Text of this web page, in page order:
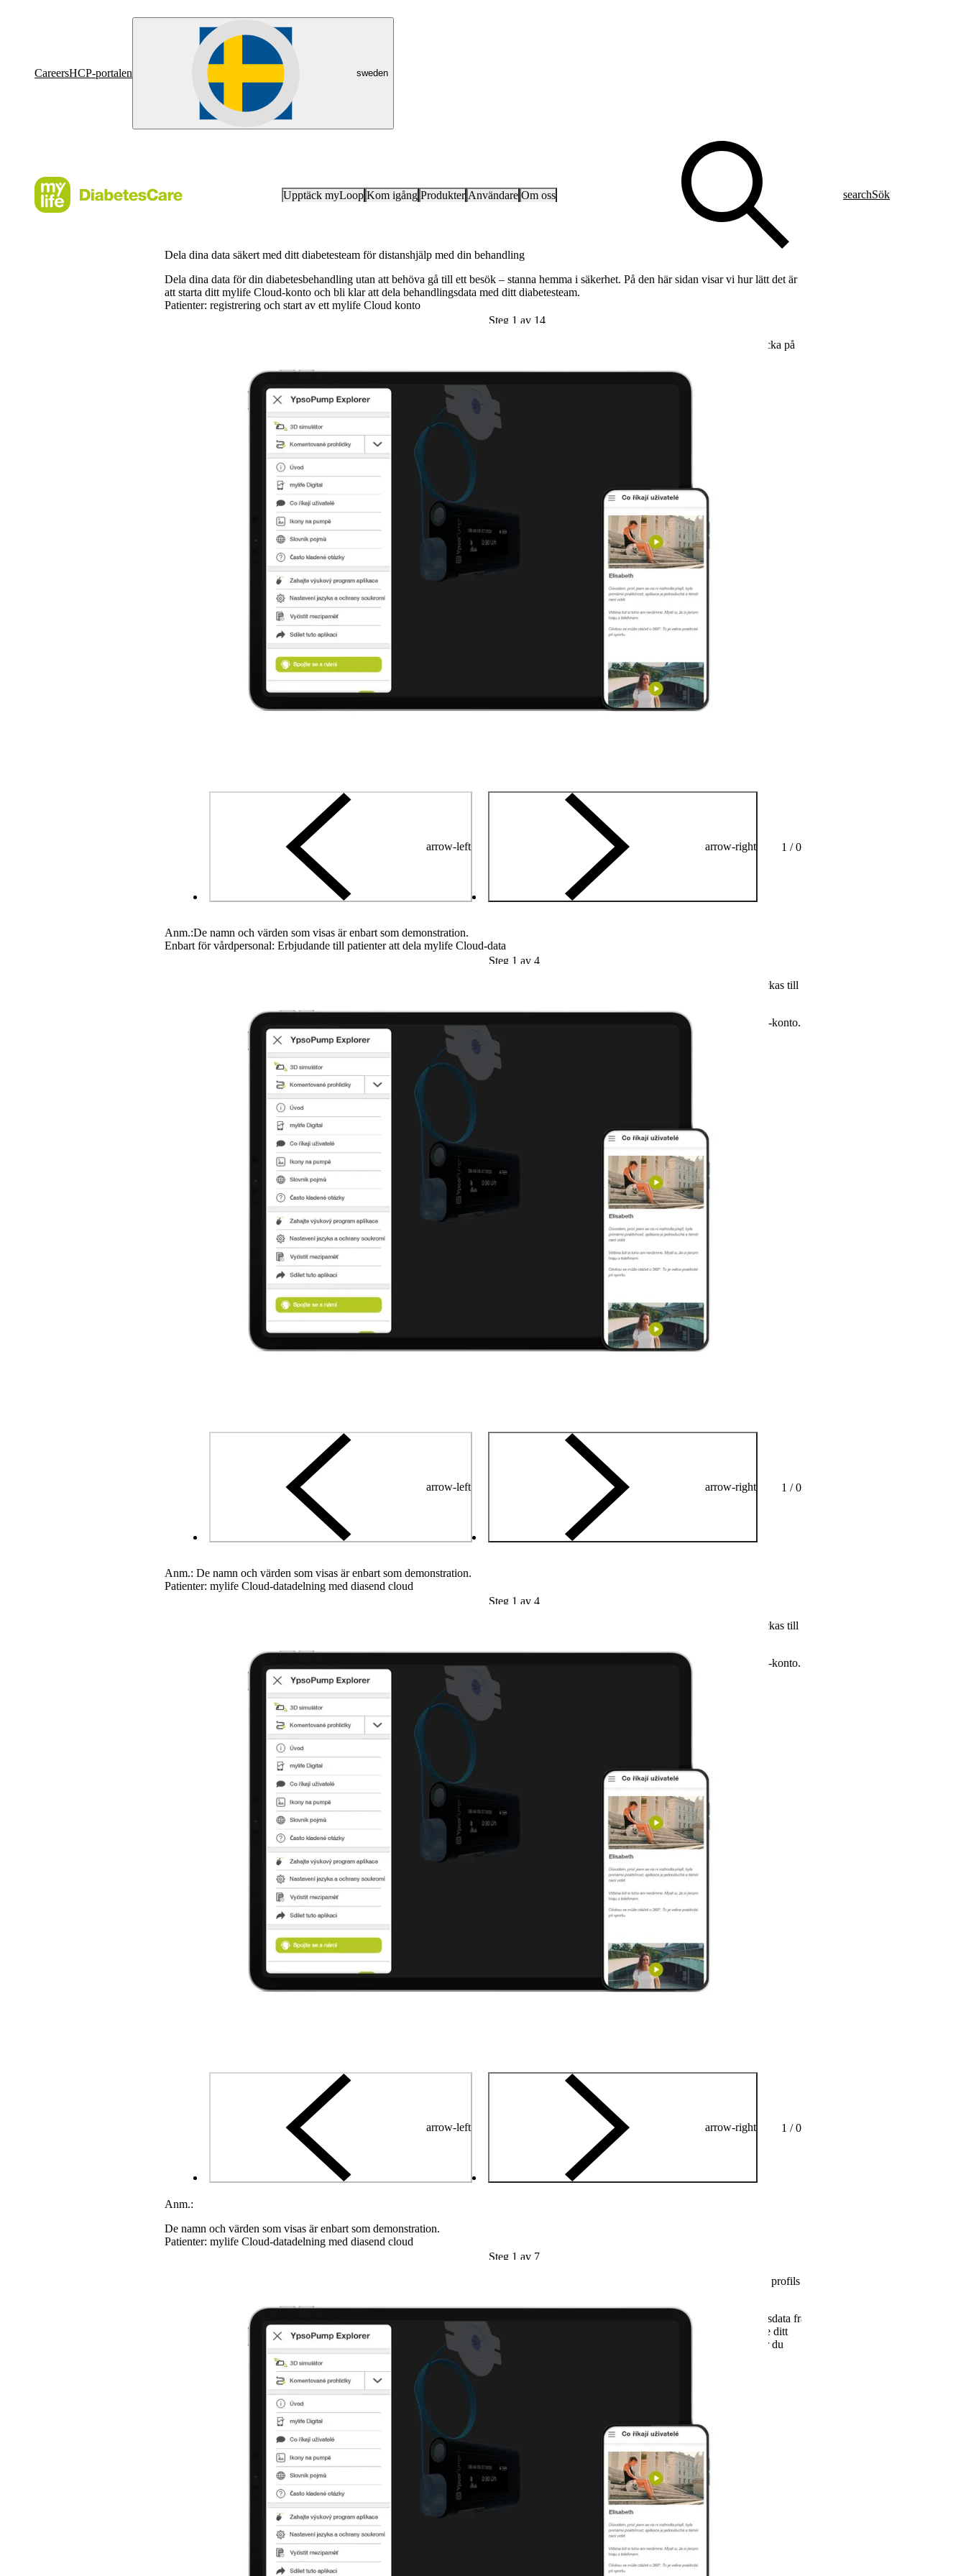
CareersHCP-portalen sweden
Upptäck myLoop Kom igång Produkter Användare Om oss searchSök
Dela dina data säkert med ditt diabetesteam för distanshjälp med din behandling
Dela dina data för din diabetesbehandling utan att behöva gå till ett besök – stanna hemma i säkerhet. På den här sidan visar vi hur lätt det är
att starta ditt mylife Cloud-konto och bli klar att dela behandlingsdata med ditt diabetesteam.
Patienter: registrering och start av ett mylife Cloud konto
Steg 1 av 14
Öppna din webbläsare. Gå till https://mylife-software.net. Klicka på
arrow-left arrow-right 1 / 0
Anm.:De namn och värden som visas är enbart som demonstration.
Enbart för vårdpersonal: Erbjudande till patienter att dela mylife Cloud-data
Steg 1 av 4
Det här är ett exempel på det erbjudandemeddelande som skickas till
Klicka på länken och logga in till ditt personliga mylife Cloud-konto.
arrow-left arrow-right 1 / 0
Anm.:De namn och värden som visas är enbart som demonstration.
Patienter: mylife Cloud-datadelning med diasend cloud
Steg 1 av 4
Det här är ett exempel på det erbjudandemeddelande som skickas till
Klicka på länken och logga in till ditt personliga mylife Cloud-konto.
arrow-left arrow-right 1 / 0
Anm.:
De namn och värden som visas är enbart som demonstration.
Patienter: mylife Cloud-datadelning med diasend cloud
Steg 1 av 7
och logga in till diasend. Din profils
Viktigt: Med följande inställning kan du göra dina behandlingsdata från
mylife Cloud tillgängliga i ditt diasend-patientkonto. För att ge ditt
diabetesteam tillgång till dina behandlingsdata i diasend, följer du
anvisningarna i diasends meny